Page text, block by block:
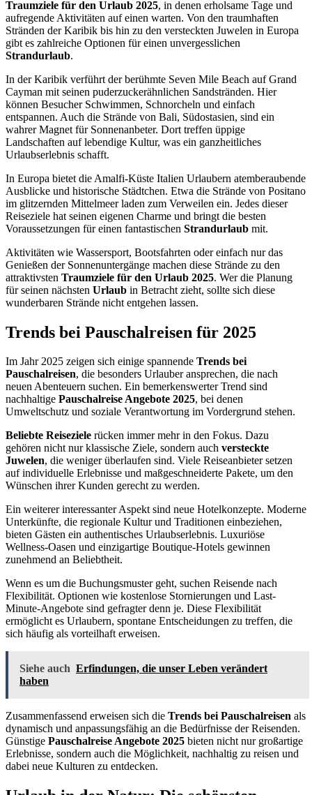
Traumziele für den Urlaub 2025, in denen erholsame Tage und
aufregende Aktivitäten auf einen warten. Von den traumhaften
Stränden der Karibik bis hin zu den versteckten Juwelen in Europa
gibt es zahlreiche Optionen für einen unvergesslichen
Strandurlaub.
In der Karibik verführt der berühmte Seven Mile Beach auf Grand
Cayman mit seinen puderzuckerähnlichen Sandstränden. Hier
können Besucher Schwimmen, Schnorcheln und einfach
entspannen. Auch die Strände von Bali, Südostasien, sind ein
wahrer Magnet für Sonnenanbeter. Dort treffen üppige
Landschaften auf lebendige Kultur, was ein ganzheitliches
Urlaubserlebnis schafft.
In Europa bietet die Amalfi-Küste Italien Urlaubern atemberaubende
Ausblicke und historische Städtchen. Etwa die Strände von Positano
im glitzernden Mittelmeer laden zum Verweilen ein. Jedes dieser
Reiseziele hat seinen eigenen Charme und bringt die besten
Voraussetzungen für einen fantastischen Strandurlaub mit.
Aktivitäten wie Wassersport, Bootsfahrten oder einfach nur das
Genießen der Sonnenuntergänge machen diese Strände zu den
attraktivsten Traumziele für den Urlaub 2025. Wer die Planung
für seinen nächsten Urlaub in Betracht zieht, sollte sich diese
wunderbaren Strände nicht entgehen lassen.
Trends bei Pauschalreisen für 2025
Im Jahr 2025 zeigen sich einige spannende Trends bei
Pauschalreisen, die besonders Urlauber ansprechen, die nach
neuen Abenteuern suchen. Ein bemerkenswerter Trend sind
nachhaltige Pauschalreise Angebote 2025, bei denen
Umweltschutz und soziale Verantwortung im Vordergrund stehen.
Beliebte Reiseziele rücken immer mehr in den Fokus. Dazu
gehören nicht nur klassische Ziele, sondern auch versteckte
Juwelen, die weniger überlaufen sind. Viele Reiseanbieter setzen
auf individuelle Erlebnisse und maßgeschneiderte Pakete, um den
Wünschen ihrer Kunden gerecht zu werden.
Ein weiterer interessanter Aspekt sind neue Hotelkonzepte. Moderne
Unterkünfte, die regionale Kultur und Traditionen einbeziehen,
bieten Gästen ein authentisches Urlaubserlebnis. Luxuriöse
Wellness-Oasen und einzigartige Boutique-Hotels gewinnen
zunehmend an Beliebtheit.
Wenn es um die Buchungsmuster geht, suchen Reisende nach
Flexibilität. Optionen wie kostenlose Stornierungen und Last-
Minute-Angebote sind gefragter denn je. Diese Flexibilität
ermöglicht es Urlaubern, spontane Entscheidungen zu treffen, die
sich häufig als vorteilhaft erweisen.
Siehe auch Erfindungen, die unser Leben verändert
haben
Zusammenfassend erweisen sich die Trends bei Pauschalreisen als
dynamisch und anpassungsfähig an die Bedürfnisse der Reisenden.
Günstige Pauschalreise Angebote 2025 bieten nicht nur großartige
Erlebnisse, sondern auch die Möglichkeit, nachhaltig zu reisen und
dabei neue Kulturen zu entdecken.